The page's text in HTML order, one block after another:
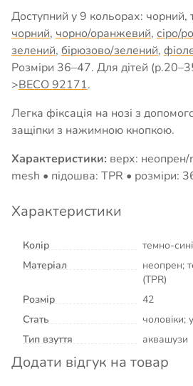
Доступний у 9 кольорах: чорний,
чорний, чорно/оранжевий, сіро/
зелений, бірюзово/зелений,
Розміри 36–47. Для дітей
>BECO 92171.
Легка фіксація на нозі з
защіпки з нажимною кнопкою.
Характеристики: верх: неопрен/
mesh • підошва: TPR • розміри:
Характеристики
Колір
темно-
Матеріал
неопрен;
(TPR)
Розмір
42
Стать
чоловіки;
Тип взуття
аквашузи
Додати відгук на товар